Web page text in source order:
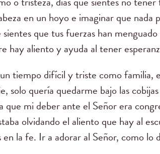
en un hoyo e imaginar que nada
sientes que tus fuerzas han
hay aliento y ayuda al tener
tiempo difícil y triste como familia,
solo quería quedarme bajo las
que mi deber ante el Señor era
olvidando el aliento que hay al
la fe. Ir a adorar al Señor, como lo